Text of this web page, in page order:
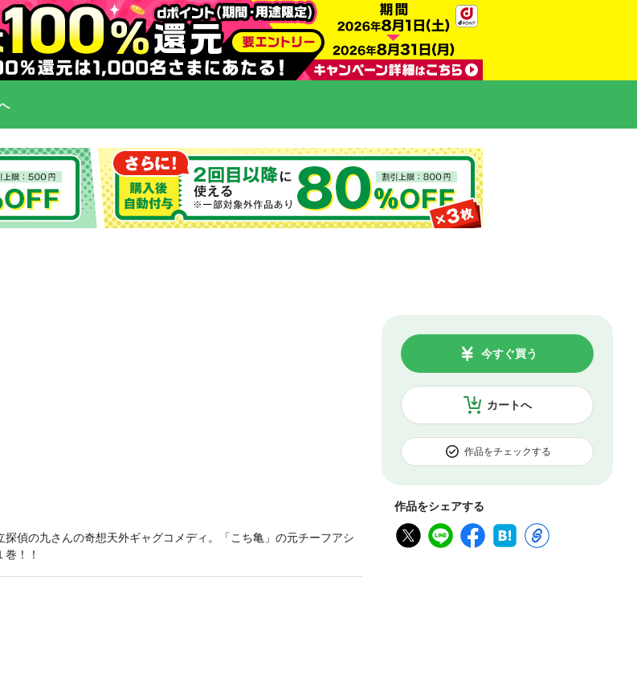
カートへ
今すぐ買う
作品をチェックする
作品をシェアする
偵の九さんの奇想天外ギャグコメディ。「こち亀」の元チーフアシ
！！